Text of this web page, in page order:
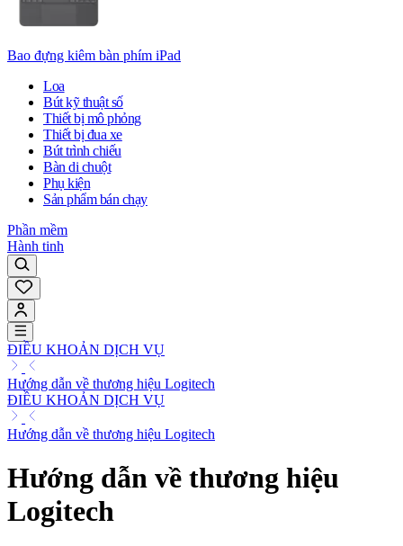
Bao đựng kiêm bàn phím iPad
Loa
Bút kỹ thuật số
Thiết bị mô phỏng
Thiết bị đua xe
Bút trình chiếu
Bàn di chuột
Phụ kiện
Sản phẩm bán chạy
Phần mềm
Hành tinh
ĐIỀU KHOẢN DỊCH VỤ
Hướng dẫn về thương hiệu Logitech
ĐIỀU KHOẢN DỊCH VỤ
Hướng dẫn về thương hiệu Logitech
Hướng dẫn về thương hiệu
Logitech